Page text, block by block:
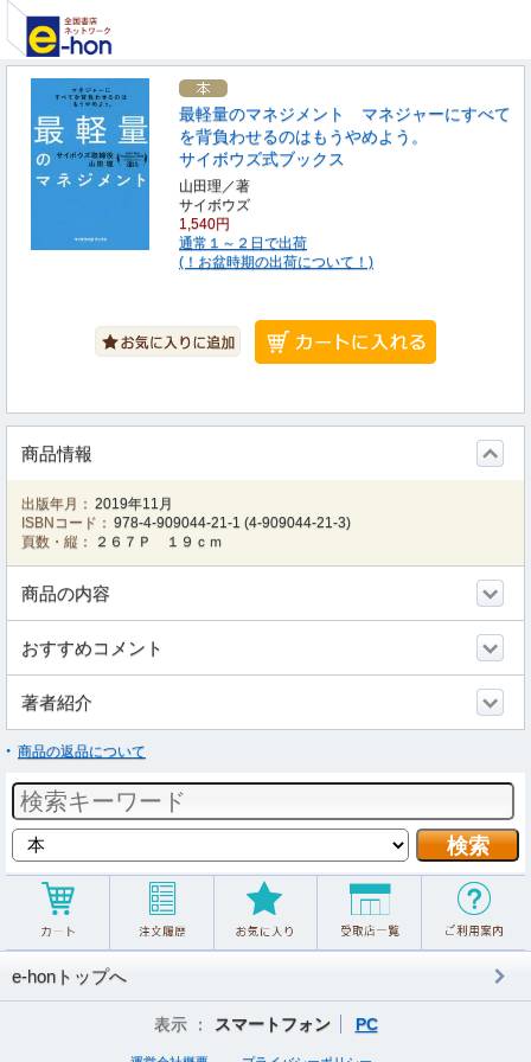
最軽量のマネジメント マネジャーにすべて
を背負わせるのはもうやめよう。
サイボウズ式ブックス
山田理／著
サイボウズ
1,540円
通常１～２日で出荷
(！お盆時期の出荷について！)
商品情報
出版年月： 2019年11月
ISBNコード： 978-4-909044-21-1 (4-909044-21-3)
頁数・縦：
２６７Ｐ １９ｃｍ
商品の内容
おすすめコメント
著者紹介
商品の返品について
e-honトップへ
表示 ： スマートフォン PC